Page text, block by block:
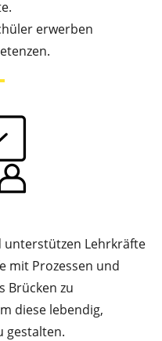
erwerben
unterstützen Lehrkräfte
mit Prozessen und
Brücken zu
diese lebendig,
gestalten.